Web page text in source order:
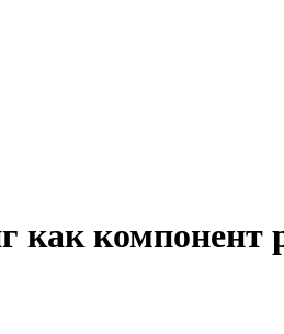
как компонент